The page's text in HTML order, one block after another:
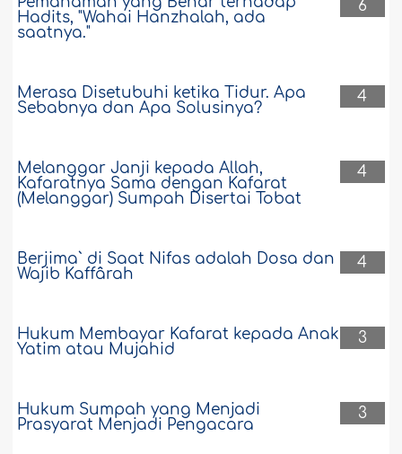
6
Hadits, "Wahai Hanzhalah, ada
saatnya."
4
Merasa Disetubuhi ketika Tidur. Apa
Sebabnya dan Apa Solusinya?
4
Melanggar Janji kepada Allah,
Kafaratnya Sama dengan Kafarat
(Melanggar) Sumpah Disertai Tobat
4
Berjima` di Saat Nifas adalah Dosa dan
Wajib Kaffârah
3
Hukum Membayar Kafarat kepada Anak
Yatim atau Mujahid
3
Hukum Sumpah yang Menjadi
Prasyarat Menjadi Pengacara